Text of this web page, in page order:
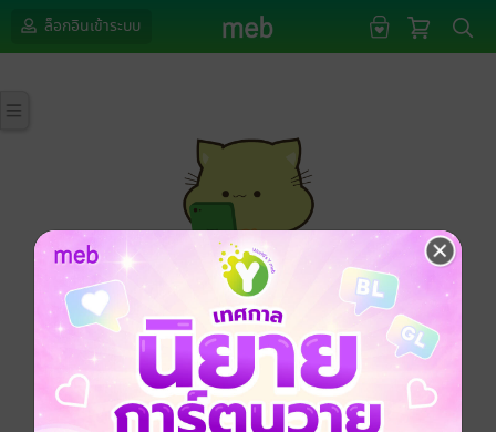
ล็อกอินเข้าระบบ
กรุณาเข้าสู่ระบบก่อนดำเนินรายการด้วยค่ะ
ล็อกอินเข้าระบบ